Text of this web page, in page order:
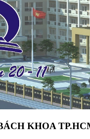
KHOA